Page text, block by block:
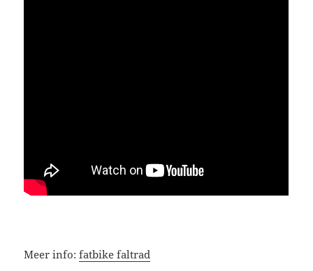
Meer info:fatbike faltrad